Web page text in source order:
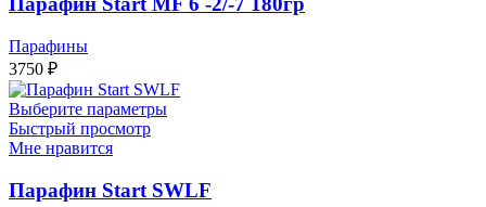
Парафины
3750 ₽
Выберите параметры
Быстрый просмотр
Мне нравится
Парафин Start SWLF